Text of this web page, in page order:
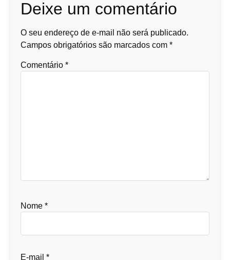
Deixe um comentário
O seu endereço de e-mail não será publicado.
Campos obrigatórios são marcados com *
Comentário *
Nome *
E-mail *